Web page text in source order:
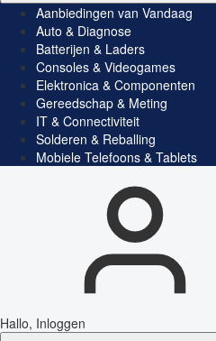
Aanbiedingen van Vandaag
Auto & Diagnose
Batterijen & Laders
Consoles & Videogames
Elektronica & Componenten
Gereedschap & Meting
IT & Connectiviteit
Solderen & Reballing
Mobiele Telefoons & Tablets
Hallo, Inloggen